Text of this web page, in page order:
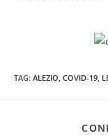
TAG: ALEZIO COVID-19